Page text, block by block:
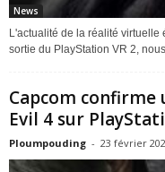
News
L'actualité de la réalité virtuelle
sortie du PlayStation VR 2,
Capcom confirme
Evil 4 sur
Ploumpouding - 23 février